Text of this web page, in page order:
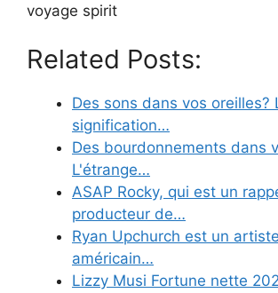
voyage spirit
Related Posts:
Des sons dans vos oreilles?
signification…
Des bourdonnements dans
L'étrange…
ASAP Rocky, qui est un
producteur de…
Ryan Upchurch est un
américain…
Lizzy Musi Fortune nette